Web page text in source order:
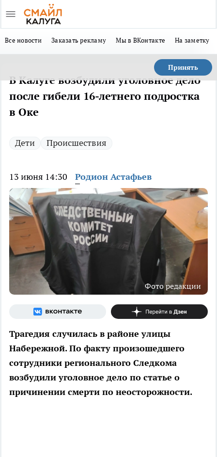
Все новости Заказать рекламу Мы в ВКонтакте На заметку
Принять
В Калуге возбудили уголовное дело
после гибели 16-летнего подростка
в Оке
Дети Происшествия
13 июня 14:30 Родион Астафьев
Фото редакции
Трагедия случилась в районе улицы
Набережной. По факту произошедшего
сотрудники регионального Следкома
возбудили уголовное дело по статье о
причинении смерти по неосторожности.